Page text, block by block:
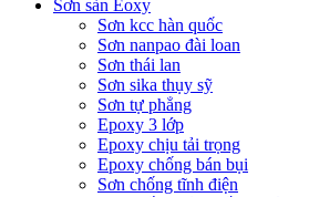
Sơn sàn Eoxy
Sơn kcc hàn quốc
Sơn nanpao đài loan
Sơn thái lan
Sơn sika thụy sỹ
Sơn tự phẳng
Epoxy 3 lớp
Epoxy chịu tải trọng
Epoxy chống bán bụi
Sơn chống tĩnh điện